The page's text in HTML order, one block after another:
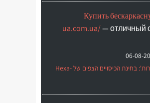
Купить
ua.com.ua/— отличный
06-08-
סיכום הניסוי ב'מקורות': בחינת הכיסויים הצפים של Hexa-